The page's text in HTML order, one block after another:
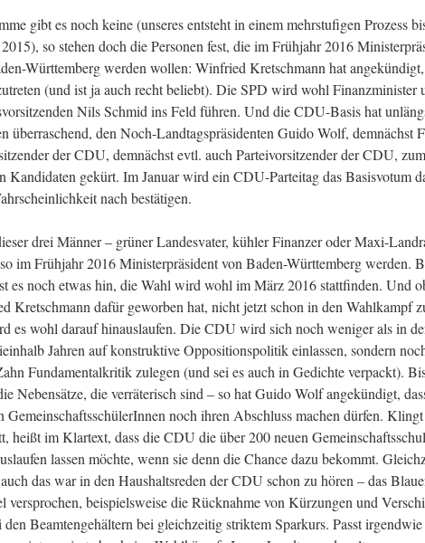
gibt es noch kei­ne (unse­res ent­steht in einem mehr­stu­fi­gen Pro­zess
so ste­hen doch die Per­so­nen fest, die im Früh­jahr 2016
Würt­tem­berg wer­den wol­len: Win­fried Kret­sch­mann hat
(und ist ja auch recht beliebt). Die SPD wird wohl Finanz­mi­nis­ter
Nils Schmid ins Feld füh­ren. Und die CDU-Basis hat
über­ra­schend, den Noch-Land­tags­prä­si­den­ten Gui­do Wolf, dem­nächst
der CDU, dem­nächst evtl. auch Par­tei­vor­sit­zen­der der CDU,
Kan­di­da­ten gekürt. Im Janu­ar wird ein CDU-Par­tei­tag das Basis­vo­tum
nach bestätigen.
drei Män­ner – grü­ner Lan­des­va­ter, küh­ler Finan­zer oder Maxi-
im Früh­jahr 2016 Minis­ter­prä­si­dent von Baden-Würt­tem­berg wer­den.
es noch etwas hin, die Wahl wird wohl im März 2016 statt­fin­den. Und
Kret­sch­mann dafür gewor­ben hat, nicht jetzt schon in den Wahl­kampf
es wohl dar­auf hin­aus­lau­fen. Die CDU wird sich noch weni­ger als in
Jah­ren auf kon­struk­ti­ve Oppo­si­ti­ons­po­li­tik ein­las­sen, son­dern
Fun­da­men­tal­kri­tik zule­gen (und sei es auch in Gedich­te ver­packt).
Neben­sät­ze, die ver­rä­te­risch sind – so hat Gui­do Wolf ange­kün­digt,
Gemein­schafts­schü­le­rIn­nen noch ihren Abschluss machen dür­fen.
heißt im Klar­text, dass die CDU die über 200 neu­en
las­sen möch­te, wenn sie denn die Chan­ce dazu bekommt.
das war in den Haus­halts­re­den der CDU schon zu hören – das
ver­spro­chen, bei­spiels­wei­se die Rück­nah­me von Kür­zun­gen und
den Beam­ten­ge­häl­tern bei gleich­zei­tig strik­tem Spar­kurs. Passt